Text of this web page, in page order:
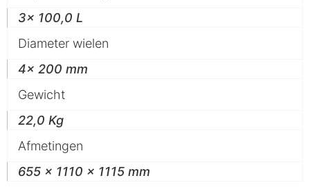
3x 100,0 L
Diameter wielen
4x 200 mm
Gewicht
22,0 Kg
Afmetingen
655 x 1110 x 1115 mm